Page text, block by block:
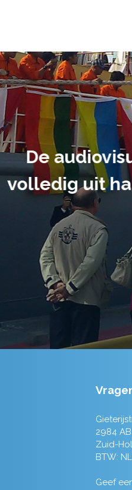
ons
is een
2984
Zuid-
BTW:
Geef